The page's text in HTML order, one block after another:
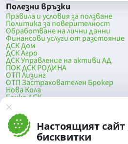
Настоящият сайт
бисквитки
Полезни връзки
Правила и условия за ползване
Политика за поверителност
Обработване на лични данни
Финансови услуги от разстояние
ДСК Дом
ДСК Агро
ДСК Управление на активи АД
ПОК ДСК РОДИНА
ОТП Лизинг
ОТП Застрахователен Брокер
Нова Кола
Банка ДСК
DSK Mobile
Оферти за продажба от Банка ДСК
Клонова мрежа и банкомати
До началото на страницата